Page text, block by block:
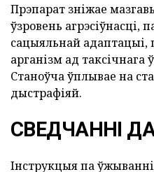
Прэпарат зніжае
ўзровень агрэсіўнасці,
сацыяльнай адаптацыі,
арганізм ад таксічнага
Станоўча ўплывае на
дыстрафіяй.
СВЕДЧАННІ
Інструкцыя па